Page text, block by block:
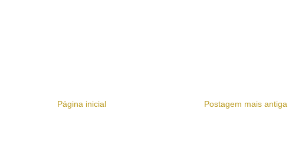
Postagem mais antiga
Página inicial